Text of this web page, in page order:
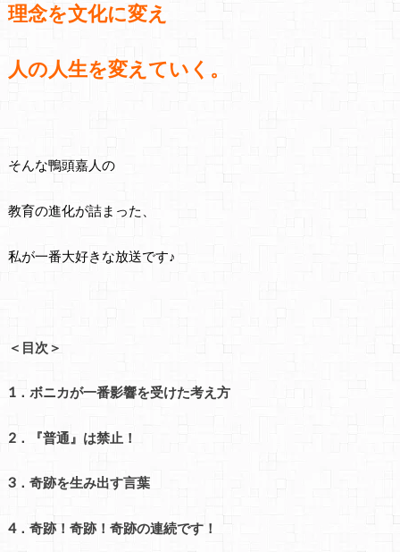
理念を文化に変え
人の人生を変えていく。
そんな鴨頭嘉人の
教育の進化が詰まった、
私が一番大好きな放送です♪
＜目次＞
1．ボニカが一番影響を受けた考え方
2．『普通』は禁止！
3．奇跡を生み出す言葉
4．奇跡！奇跡！奇跡の連続です！